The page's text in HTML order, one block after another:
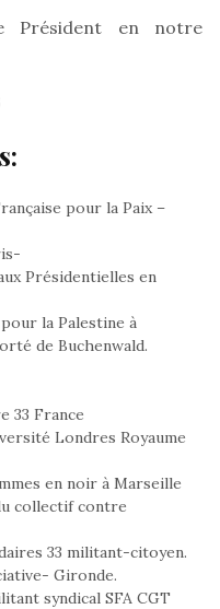
Président en notre
pour la Paix –
Présidentielles en
la Palestine à
de Buchenwald.
33 France
Londres Royaume
en noir à Marseille
collectif contre
33 militant-citoyen.
Gironde.
syndical SFA CGT